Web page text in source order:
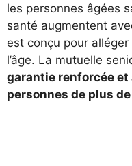
les personnes âgées
santé augmentent
est conçu pour
l’âge. La mutuelle
garantie renforcée et
personnes de plus